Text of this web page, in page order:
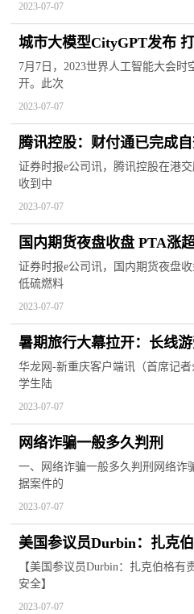
2023-07-07
城市大模型CityGPT发布
7月7日，2023世界人工智能大会
开。此次
2023-07-07
腾讯控股：财付通已完成
团没有任何重大不利影响
证券时报e公司讯，腾讯控股在港
收到中
2023-07-07
国内期货夜盘收盘 PTA涨
证券时报e公司讯，国内期货夜盘
低硫燃料
2023-07-07
暑期旅行大幕拉开：长线
的地
华龙网-新重庆客户端讯（首席记
学生陆
2023-07-07
网络诈骗一般多久判刑
一、网络诈骗一般多久判刑网络诈
据案件的
2023-07-07
美国参议员Durbin：扎克
Threads的信息安全
【美国参议员Durbin：扎克伯格有
安全】
2023-07-07